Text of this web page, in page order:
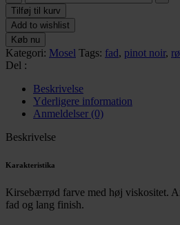
Pinot
Noir
Barrique
antal
Tilføj til kurv
Add to wishlist
Køb nu
Kategori: Mosel Tags: fad, pinot noir,
Del :
Beskrivelse
Yderligere information
Anmeldelser (0)
Beskrivelse
Karakteristika
Kirsebærrød farve med høj viskositet.
fad og lang finish.